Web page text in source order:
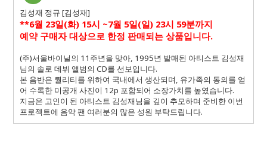
김성재 정규 [김성재]
**6월 23일(화) 15시 ~7월 5일(일) 23시 59분까지
예약 구매자 대상으로 한정 판매되는 상품입니다.
(주)서울바이닐의 11주년을 맞아, 1995년 발매된 아티스트 김성재
님의 솔로 데뷔 앨범의 CD를 선보입니다.
본 음반은 퀄리티를 위하여 국내에서 생산되며, 유가족의 동의를 얻
어 수록한 미공개 사진이 12p 포함되어 소장가치를 높였습니다.
지금은 고인이 된 아티스트 김성재님을 깊이 추모하며 준비한 이번
프로젝트에 음악 팬 여러분의 많은 성원 부탁드립니다.